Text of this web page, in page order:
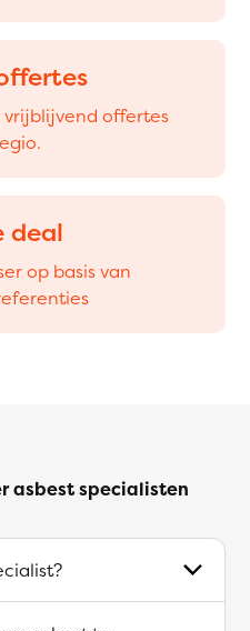
offertes
deal
op basis van
asbest specialisten